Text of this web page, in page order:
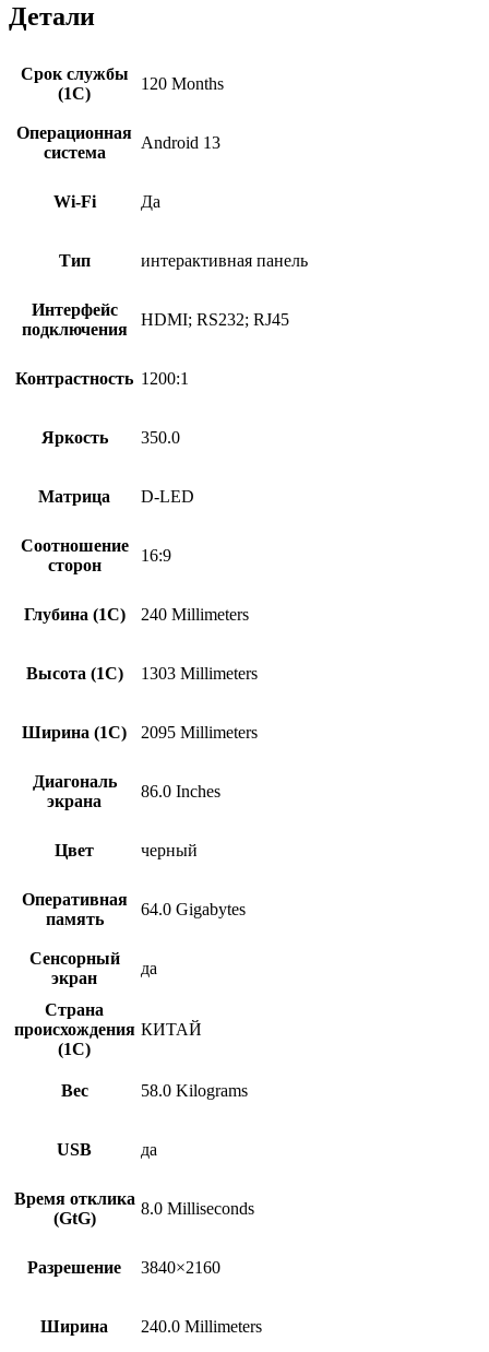
Детали
Срок службы
(1С)
120 Months
Операционная
система
Android 13
Wi-Fi Да
Тип интерактивная панель
Интерфейс
подключения
HDMI; RS232; RJ45
Контрастность 1200:1
Яркость 350.0
Матрица D-LED
Соотношение
сторон
16:9
Глубина (1С) 240 Millimeters
Высота (1С) 1303 Millimeters
Ширина (1С) 2095 Millimeters
Диагональ
экрана
86.0 Inches
Цвет черный
Оперативная
память
64.0 Gigabytes
Сенсорный
экран
да
Страна
происхождения
(1С)
КИТАЙ
Вес 58.0 Kilograms
USB да
Время отклика
(GtG)
8.0 Milliseconds
Разрешение 3840×2160
Ширина 240.0 Millimeters